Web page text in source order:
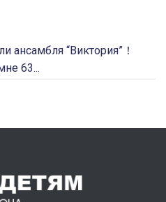
“Виктория”！
63...